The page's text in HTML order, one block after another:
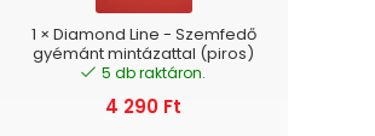
mintázattal
(piros)
1 × Diamond Line - Szemfedő
gyémánt mintázattal (piros)
5 db raktáron.
4 290 Ft